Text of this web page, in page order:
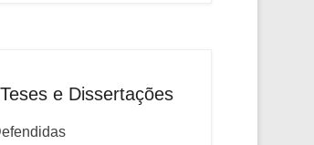
e Dissertações